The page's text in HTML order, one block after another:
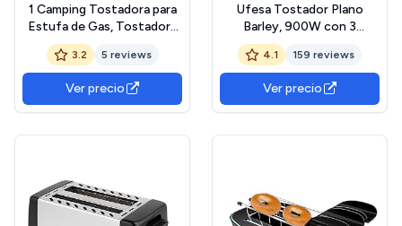
1 Camping Tostadora para
Estufa de Gas, Tostadora
de Camping para Cocina,
Soporte de Toast de
Camping de Acero
Inoxidable Plegable,
Soporte Plegable para,
3.2 5 reviews
Ver precio
Ufesa Tostador Plano
Barley, 900W con 3
Resistencias de Cuarzo,
Tostador Horizontal de
Acero Inoxidable, Tamaño
XL para 4 Rebanadas, 7
Niveles, Recalentar y
4.1 159 reviews
Ver precio